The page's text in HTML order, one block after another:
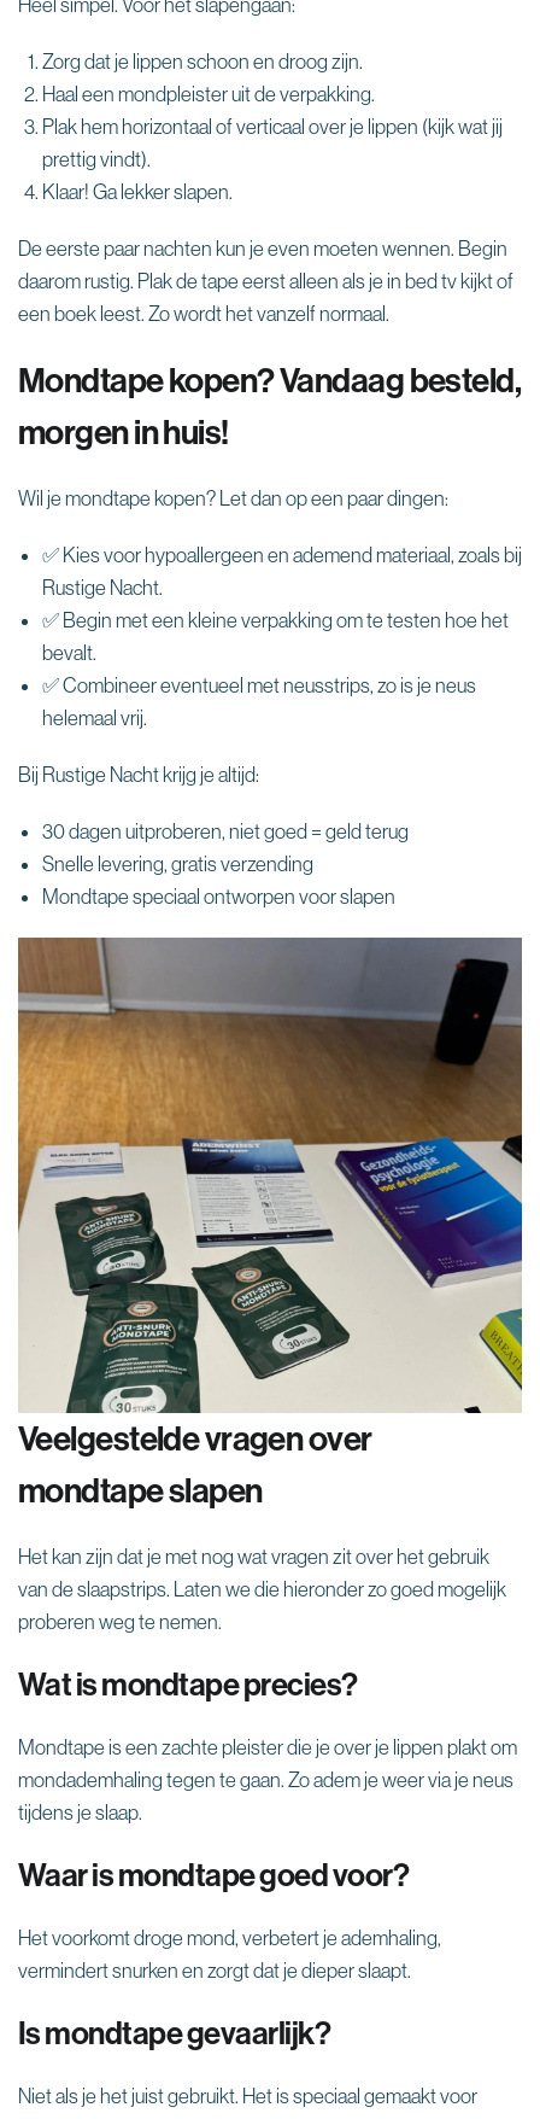
Heel simpel. Voor het slapengaan:
Zorg dat je lippen schoon en droog zijn.
Haal een mondpleister uit de verpakking.
Plak hem horizontaal of verticaal over je lippen (kijk wat jij
prettig vindt).
Klaar! Ga lekker slapen.
De eerste paar nachten kun je even moeten wennen. Begin
daarom rustig. Plak de tape eerst alleen als je in bed tv kijkt of
een boek leest. Zo wordt het vanzelf normaal.
Mondtape kopen? Vandaag besteld,
morgen in huis!
Wil je mondtape kopen? Let dan op een paar dingen:
✅ Kies voor hypoallergeen en ademend materiaal, zoals bij
Rustige Nacht.
✅ Begin met een kleine verpakking om te testen hoe het
bevalt.
✅ Combineer eventueel met neusstrips, zo is je neus
helemaal vrij.
Bij Rustige Nacht krijg je altijd:
30 dagen uitproberen, niet goed = geld terug
Snelle levering, gratis verzending
Mondtape speciaal ontworpen voor slapen
Veelgestelde vragen over
mondtape slapen
Het kan zijn dat je met nog wat vragen zit over het gebruik
van de slaapstrips. Laten we die hieronder zo goed mogelijk
proberen weg te nemen.
Wat is mondtape precies?
Mondtape is een zachte pleister die je over je lippen plakt om
mondademhaling tegen te gaan. Zo adem je weer via je neus
tijdens je slaap.
Waar is mondtape goed voor?
Het voorkomt droge mond, verbetert je ademhaling,
vermindert snurken en zorgt dat je dieper slaapt.
Is mondtape gevaarlijk?
Niet als je het juist gebruikt. Het is speciaal gemaakt voor